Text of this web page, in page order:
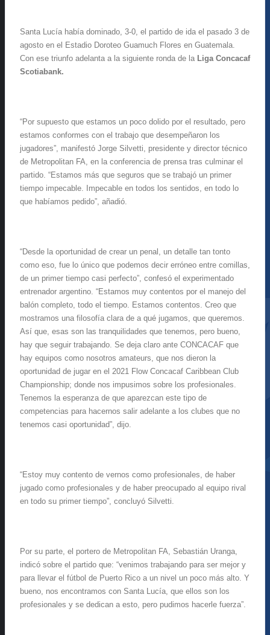
Santa Lucía había dominado, 3-0, el partido de ida el pasado 3 de
agosto en el Estadio Doroteo Guamuch Flores en Guatemala.
Con ese triunfo adelanta a la siguiente ronda de la Liga Concacaf
Scotiabank.
“Por supuesto que estamos un poco dolido por el resultado, pero
estamos conformes con el trabajo que desempeñaron los
jugadores”, manifestó Jorge Silvetti, presidente y director técnico
de Metropolitan FA, en la conferencia de prensa tras culminar el
partido. “Estamos más que seguros que se trabajó un primer
tiempo impecable. Impecable en todos los sentidos, en todo lo
que habíamos pedido”, añadió.
“Desde la oportunidad de crear un penal, un detalle tan tonto
como eso, fue lo único que podemos decir erróneo entre comillas,
de un primer tiempo casi perfecto”, confesó el experimentado
entrenador argentino. “Estamos muy contentos por el manejo del
balón completo, todo el tiempo. Estamos contentos. Creo que
mostramos una filosofía clara de a qué jugamos, que queremos.
Así que, esas son las tranquilidades que tenemos, pero bueno,
hay que seguir trabajando. Se deja claro ante CONCACAF que
hay equipos como nosotros amateurs, que nos dieron la
oportunidad de jugar en el 2021 Flow Concacaf Caribbean Club
Championship; donde nos impusimos sobre los profesionales.
Tenemos la esperanza de que aparezcan este tipo de
competencias para hacernos salir adelante a los clubes que no
tenemos casi oportunidad”, dijo.
“Estoy muy contento de vernos como profesionales, de haber
jugado como profesionales y de haber preocupado al equipo rival
en todo su primer tiempo”, concluyó Silvetti.
Por su parte, el portero de Metropolitan FA, Sebastián Uranga,
indicó sobre el partido que: “venimos trabajando para ser mejor y
para llevar el fútbol de Puerto Rico a un nivel un poco más alto. Y
bueno, nos encontramos con Santa Lucía, que ellos son los
profesionales y se dedican a esto, pero pudimos hacerle fuerza”.